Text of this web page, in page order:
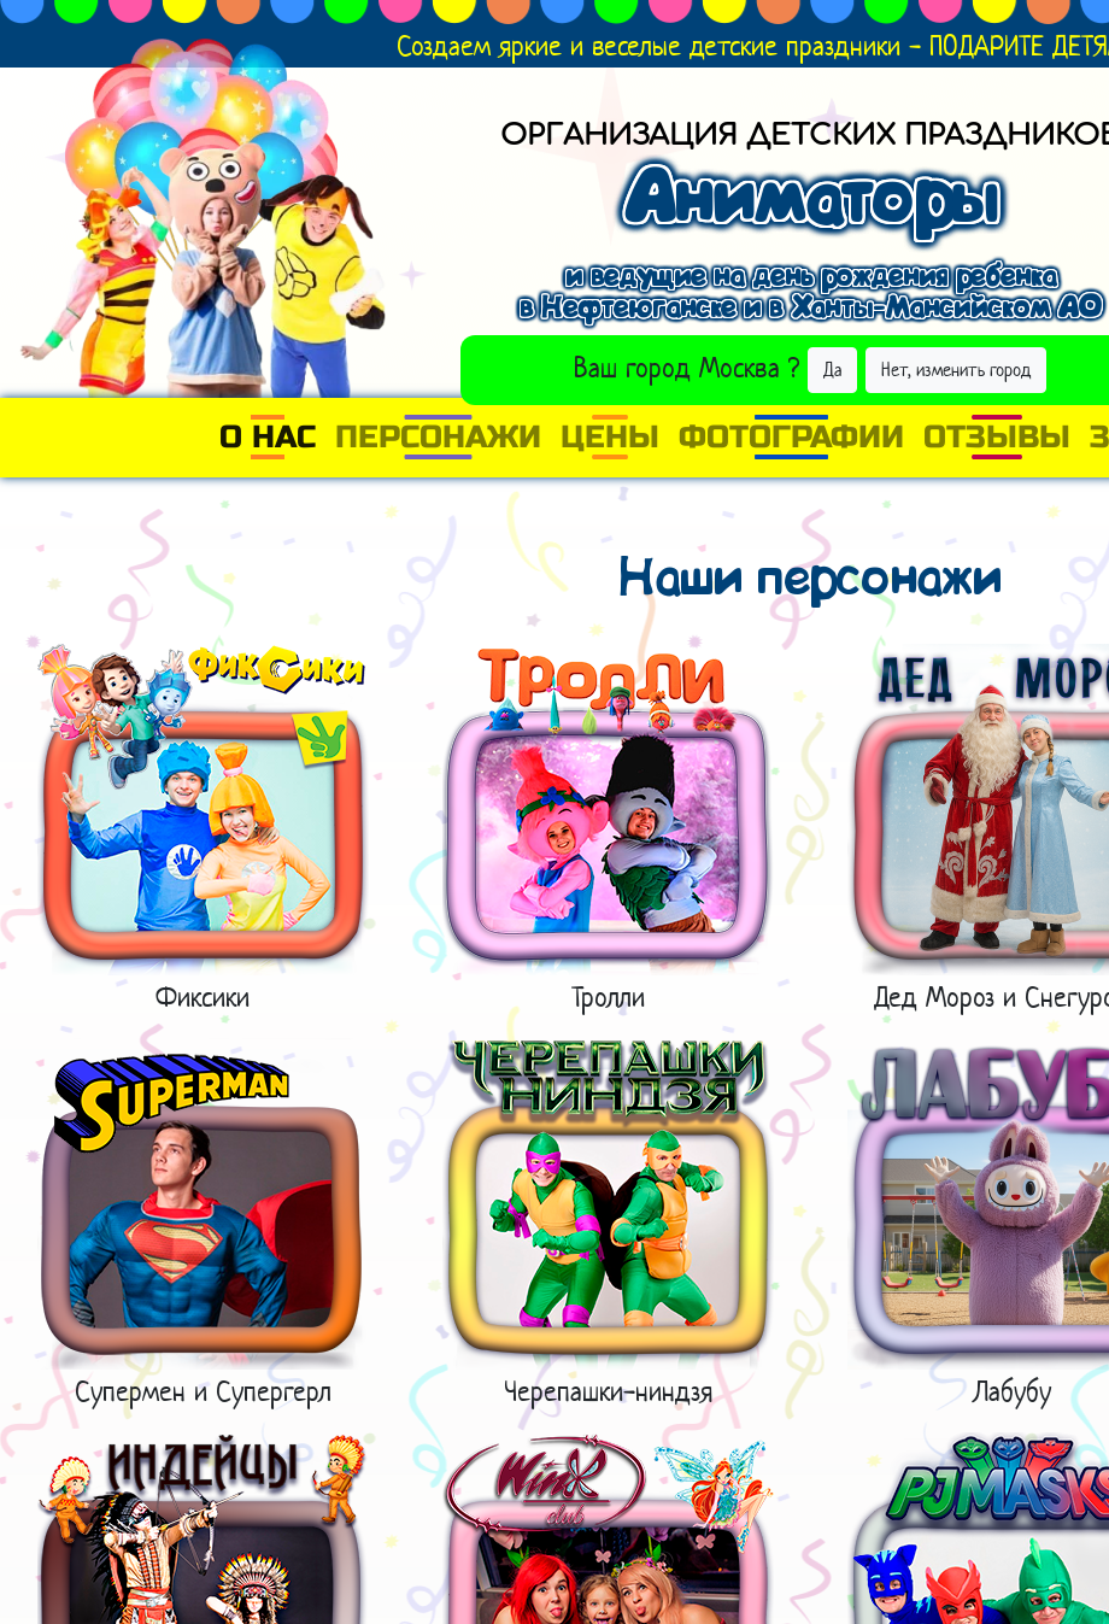
Создаем яркие и веселые детские праздники - ПОДАРИТЕ
ОРГАНИЗАЦИЯ ДЕТСКИХ
Аниматоры
и ведущие на день рождения ребенка
в Нефтеюганске и в Ханты-Мансийском АО
Ваш город Москва ? Да Нет, изменить город
ВЫБРАТЬ ДРУГОЙ ГОРОД
О НАС(CURRENT)
ПЕРСОНАЖИ ЦЕНЫ ФОТОГРАФИИ ОТЗЫВЫ
Наши персонажи
Фиксики Тролли Дед Мороз и
Супермен и Супергерл Черепашки-ниндзя Лабубу